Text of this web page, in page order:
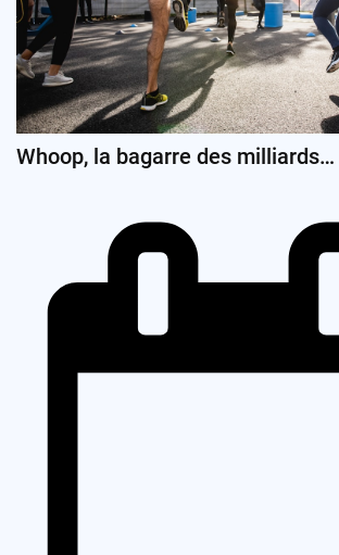
Whoop, la bagarre des milliards…